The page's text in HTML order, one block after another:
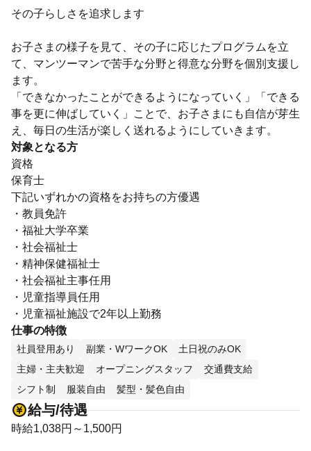
その子らしさを追求します
お子さまの様子を見て、その子に応じたプログラムを立
て、マンツーマンで苦手な分野と得意な分野を個別支援し
ます。
「できなかったことができるようになっていく」「できる
事を更に伸ばしていく」ことで、お子さまにも自信が芽生
え、毎日の生活が楽しく送れるようにしていきます。
対象となる方
資格
保育士
下記いずれかの資格をお持ちの方優遇
・教員免許
・福祉大学卒業
・社会福祉士
・精神保健福祉士
・社会福祉主事任用
・児童指導員任用
・児童福祉施設で2年以上勤務
仕事の特徴
社員登用あり 副業・WワークOK
土日祝のみOK
主婦・主夫歓迎
オープニングスタッフ
交通費支給
シフト制
服装自由 髪型・髪色自由
給与/待遇
時給1,038円～1,500円